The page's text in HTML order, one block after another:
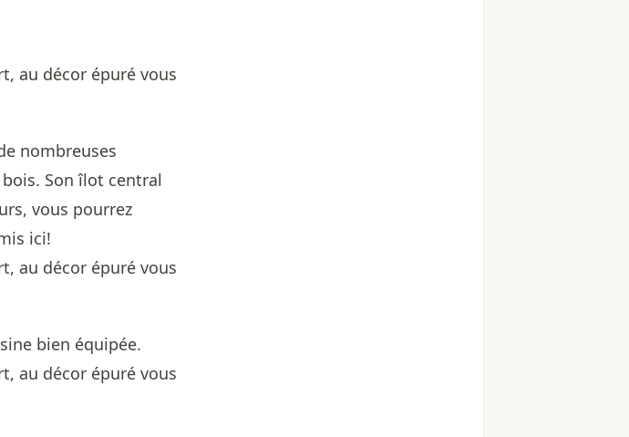
nombreuses
Son îlot central
vous pourrez
ici!
bien équipée.